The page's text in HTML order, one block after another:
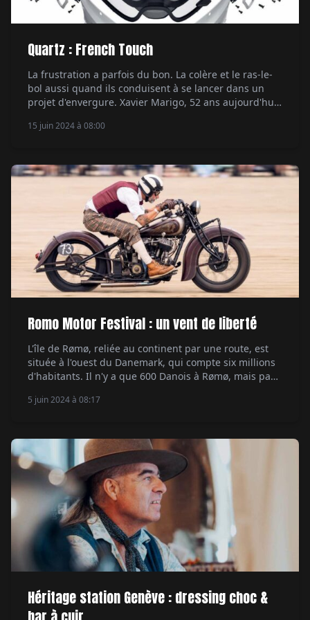
Quartz : French Touch
La frustration a parfois du bon. La colère et le ras-le-
bol aussi quand ils conduisent à se lancer dans un
projet d'envergure. Xavier Marigo, 52 ans aujourd'hui,
en a fait l'expérience : en 2017, il lance au salon
15 juin 2024 à 08:00
Romo Motor Festival : un vent de liberté
L'île de Rømø, reliée au continent par une route, est
située à l'ouest du Danemark, qui compte six millions
d'habitants. Il n'y a que 600 Danois à Rømø, mais pas
année admirer les plages de la région qui s'étirent sur
5 juin 2024 à 08:17
Héritage station Genève : dressing choc &